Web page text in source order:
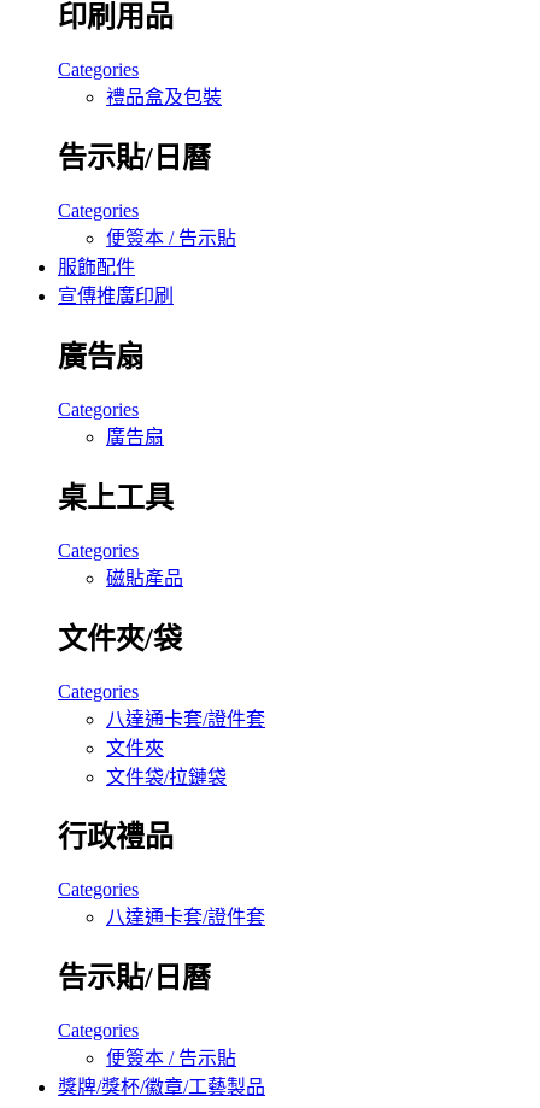
印刷用品
Categories
禮品盒及包裝
告示貼/日曆
Categories
便簽本 / 告示貼
服飾配件
宣傳推廣印刷
廣告扇
Categories
廣告扇
桌上工具
Categories
磁貼產品
文件夾/袋
Categories
八達通卡套/證件套
文件夾
文件袋/拉鏈袋
行政禮品
Categories
八達通卡套/證件套
告示貼/日曆
Categories
便簽本 / 告示貼
獎牌/獎杯/徽章/工藝製品